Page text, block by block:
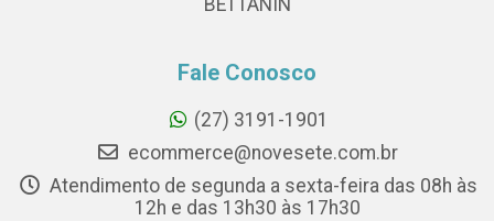
BETTANIN
Fale Conosco
(27) 3191-1901
ecommerce@novesete.com.br
Atendimento de segunda a sexta-feira das 08h às
12h e das 13h30 às 17h30